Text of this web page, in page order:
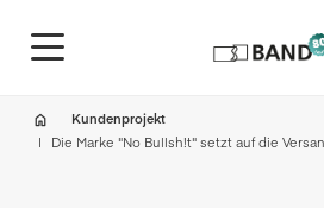
Kundenprojekt
Die Marke "No Bullsh!t" setzt auf die